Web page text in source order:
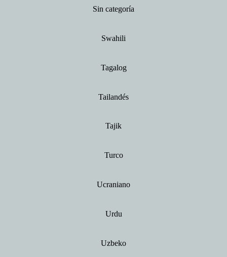
Sin categoría
Swahili
Tagalog
Tailandés
Tajik
Turco
Ucraniano
Urdu
Uzbeko